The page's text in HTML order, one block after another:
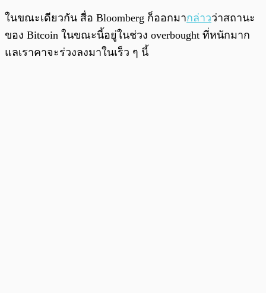
ในขณะเดียวกัน สื่อ Bloomberg ก็ออกมากล่าวว่าสถานะ
ของ Bitcoin ในขณะนี้อยู่ในช่วง overbought ที่หนักมาก
แลเราคาจะร่วงลงมาในเร็ว ๆ นี้